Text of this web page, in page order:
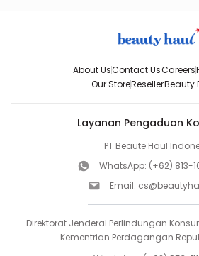
About UsContact UsCareers
Our StoreResellerBeauty
Layanan Pengaduan
PT Beaute Haul
WhatsApp: (+62) 813-
Email:
Direktorat Jenderal Perlindungan
Kementrian Perdagangan